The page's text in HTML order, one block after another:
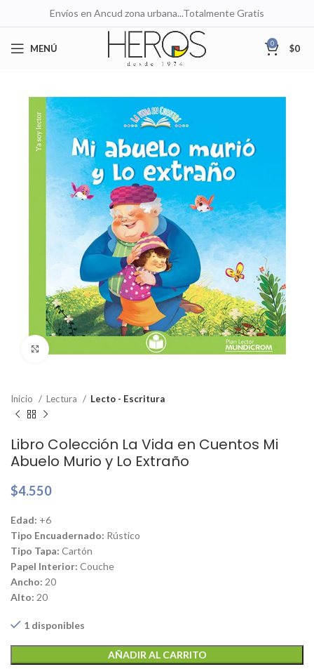
Envíos en Ancud zona urbana...Totalmente Gratis
MENÚ 0 $0
Inicio Lectura Lecto - Escritura
Libro Colección La Vida en Cuentos Mi
Abuelo Murio y Lo Extraño
$4.550
Edad: +6
Tipo Encuadernado: Rústico
Tipo Tapa: Cartón
Papel Interior: Couche
Ancho: 20
Alto: 20
1 disponibles
AÑADIR AL CARRITO